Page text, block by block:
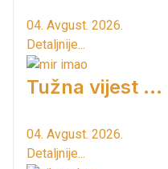
04. Avgust. 2026.
Detaljnije...
Tužna vijest ...
04. Avgust. 2026.
Detaljnije...